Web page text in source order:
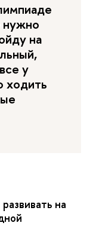
нужно
на
у
ходить
на